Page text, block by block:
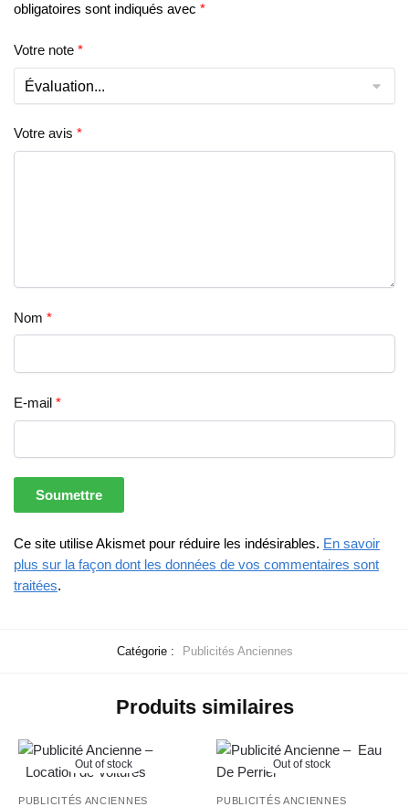
obligatoires sont indiqués avec *
Votre note *
Votre avis *
Nom *
E-mail *
Ce site utilise Akismet pour réduire les indésirables. En savoir
plus sur la façon dont les données de vos commentaires sont
traitées.
Catégorie : Publicités Anciennes
Produits similaires
Out of stock
PUBLICITÉS ANCIENNES
Out of stock
PUBLICITÉS ANCIENNES